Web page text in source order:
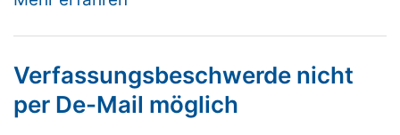
Verfassungsbeschwerde nicht
per De-Mail möglich